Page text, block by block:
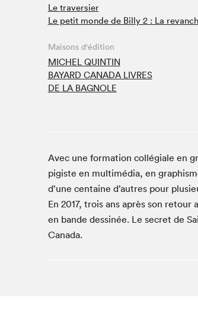
Café La Presse
Espace Côte-des-Neiges
Espace jeunesse présenté par
Espace Zines
La lecture en cadeau
Le grand jeu de lecture à voix haute
Zone Manga
Le traversier
Le petit monde de Billy 2 : La
Maisons d'édition
MICHEL QUINTIN
BAYARD CANADA LIVRES
DE LA BAGNOLE
Avec une formation collégiale en
pigiste en multimédia, en
d’une centaine d’autres pour
En 2017, trois ans après son
en bande dessinée. Le secret de
Canada.